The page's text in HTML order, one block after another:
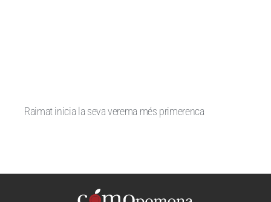
Raimat inicia la seva verema més primerenca